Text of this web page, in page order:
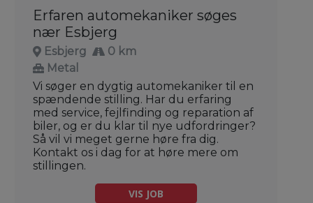
Erfaren automekaniker søges
nær Esbjerg
Esbjerg
0 km
Metal
Vi søger en dygtig automekaniker til en
spændende stilling. Har du erfaring
med service, fejlfinding og reparation af
biler, og er du klar til nye udfordringer?
Så vil vi meget gerne høre fra dig.
Kontakt os i dag for at høre mere om
stillingen.
VIS JOB